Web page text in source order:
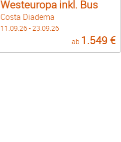
Westeuropa inkl. Bus
Costa Diadema
11.09.26 - 23.09.26
ab 1.549 €